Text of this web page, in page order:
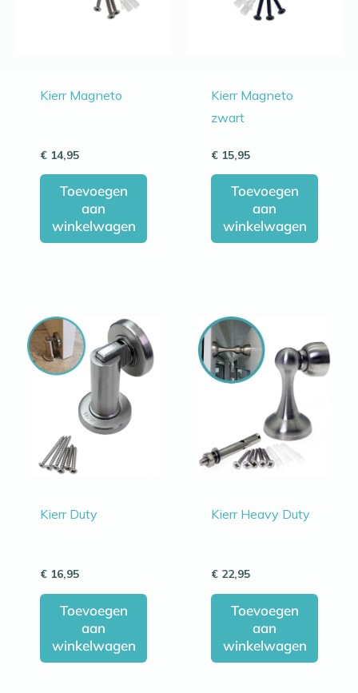
Kierr Magneto
€ 14,95
Toevoegen
aan
winkelwagen
Kierr Magneto
zwart
€ 15,95
Toevoegen
aan
winkelwagen
Kierr Duty
€ 16,95
Toevoegen
aan
winkelwagen
Kierr Heavy Duty
€ 22,95
Toevoegen
aan
winkelwagen